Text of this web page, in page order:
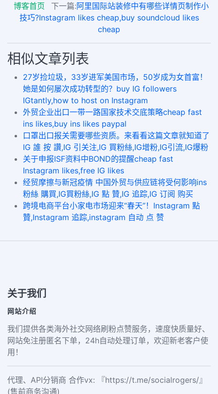
博客首页
下一篇:阿里国际站装修中有哪些详情页制作小
技巧?Instagram likes cheap,buy soundcloud likes
cheap
相似文章列表
27岁捡垃圾，33岁进军美国市场，50岁成为女首富！
她是如何屡次成功转型的？buy IG followers
IGtantly,how to host on Instagram
外贸企业出口一带一路国家技术交底策略cheap fast
ins likes,buy ins likes paypal
口罩出口报关需要哪些资质。来看看这篇文章就知道了
IG 誰 按 讚,IG 引关注,IG 買粉絲,IG增粉,IG引流,IG爆粉
关于申报ISF资料中BOND的提醒cheap fast
Instagram likes,free IG likes
经贸摩擦与新冠疫情 中国外贸与供应链将受何影响ins
粉絲 購買,IG買粉絲,IG 點 贊,IG 追踪,IG 订阅 购买
跨境电商平台小家电市场迎来“春天”！Instagram 點
贊,Instagram 追踪,instagram 自动 点 赞
关于我们
网站介绍
我们提供各类海外社交网络刷粉点赞服务，速度快质量好、
网站免注册匿名下单，24h自动处理订单，欢迎新老客户使
用！
代理、API分销商 合作vx: 『https://t.me/socialrogers/』
(售前商务沟通)